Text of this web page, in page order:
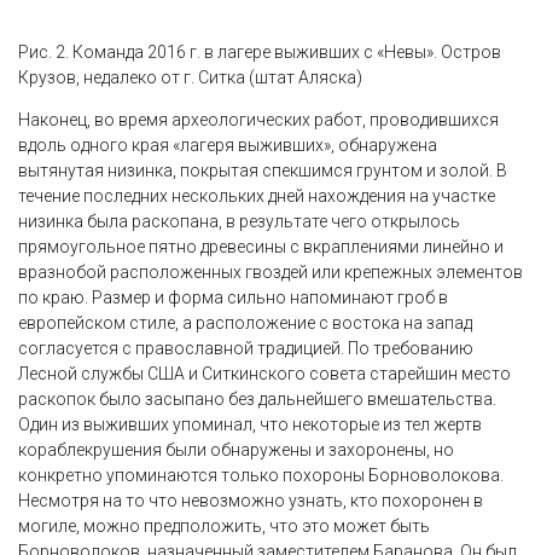
Рис. 2. Команда 2016 г. в лагере выживших с «Невы». Остров
Крузов, недалеко от г. Ситка (штат Аляска)
Наконец, во время археологических работ, проводившихся
вдоль одного края «лагеря выживших», обнаружена
вытянутая низинка, покрытая спекшимся грунтом и золой. В
течение последних нескольких дней нахождения на участке
низинка была раскопана, в результате чего открылось
прямоугольное пятно древесины с вкраплениями линейно и
вразнобой расположенных гвоздей или крепежных элементов
по краю. Размер и форма сильно напоминают гроб в
европейском стиле, а расположение с востока на запад
согласуется с православной традицией. По требованию
Лесной службы США и Ситкинского совета старейшин место
раскопок было засыпано без дальнейшего вмешательства.
Один из выживших упоминал, что некоторые из тел жертв
кораблекрушения были обнаружены и захоронены, но
конкретно упоминаются только похороны Борноволокова.
Несмотря на то что невозможно узнать, кто похоронен в
могиле, можно предположить, что это может быть